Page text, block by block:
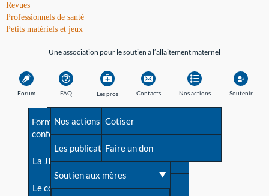
Revues
Professionnels de santé
Petits matériels et jeux
Une association pour le soutien à l’allaitement maternel
Forum FAQ
Avant la naissance
Les débuts
Une difficulté d'allaitement ?
Les pros
Formations et
conférences
La JIA
Le congrès
Contacts
Besoin d'aide?
Répertoire de tous les
contacts
Contact presse
Nos actions
Nos actions
Les publications
Soutien aux mères
Soutenir
Cotiser
Faire un don